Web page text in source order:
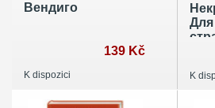
Вендиго
139 Kč
K dispozici
Для
K